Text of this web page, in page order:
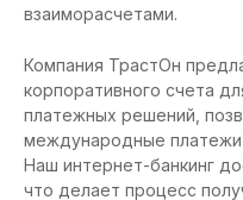
взаиморасчетами.
Компания ТрастОн
корпоративного счета
платежных решений,
международные
Наш интернет-банкинг
что делает процесс